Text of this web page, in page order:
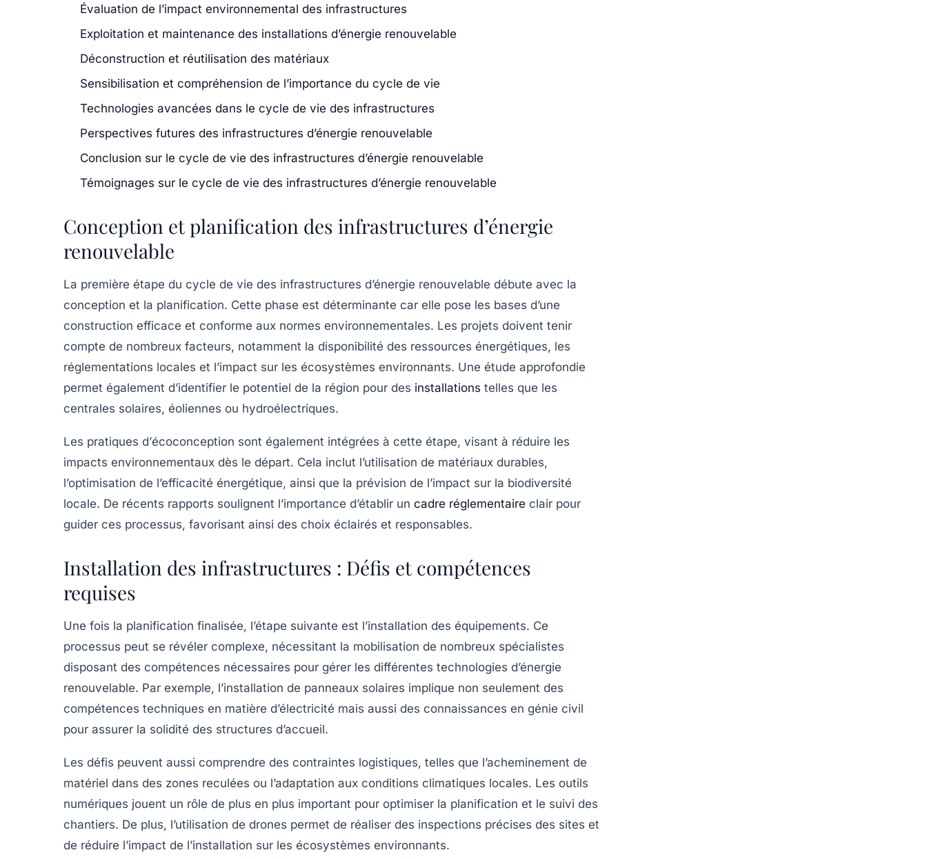
Évaluation de l’impact environnemental des infrastructures
Exploitation et maintenance des installations d’énergie renouvelable
Déconstruction et réutilisation des matériaux
Sensibilisation et compréhension de l’importance du cycle de vie
Technologies avancées dans le cycle de vie des infrastructures
Perspectives futures des infrastructures d’énergie renouvelable
Conclusion sur le cycle de vie des infrastructures d’énergie renouvelable
Témoignages sur le cycle de vie des infrastructures d’énergie renouvelable
Conception et planification des infrastructures d’énergie
renouvelable
La première étape du cycle de vie des infrastructures d’énergie renouvelable débute avec la
conception et la planification. Cette phase est déterminante car elle pose les bases d’une
construction efficace et conforme aux normes environnementales. Les projets doivent tenir
compte de nombreux facteurs, notamment la disponibilité des ressources énergétiques, les
réglementations locales et l’impact sur les écosystèmes environnants. Une étude approfondie
permet également d’identifier le potentiel de la région pour des installations telles que les
centrales solaires, éoliennes ou hydroélectriques.
Les pratiques d’écoconception sont également intégrées à cette étape, visant à réduire les
impacts environnementaux dès le départ. Cela inclut l’utilisation de matériaux durables,
l’optimisation de l’efficacité énergétique, ainsi que la prévision de l’impact sur la biodiversité
locale. De récents rapports soulignent l’importance d’établir un cadre réglementaire clair pour
guider ces processus, favorisant ainsi des choix éclairés et responsables.
Installation des infrastructures : Défis et compétences
requises
Une fois la planification finalisée, l’étape suivante est l’installation des équipements. Ce
processus peut se révéler complexe, nécessitant la mobilisation de nombreux spécialistes
disposant des compétences nécessaires pour gérer les différentes technologies d’énergie
renouvelable. Par exemple, l’installation de panneaux solaires implique non seulement des
compétences techniques en matière d’électricité mais aussi des connaissances en génie civil
pour assurer la solidité des structures d’accueil.
Les défis peuvent aussi comprendre des contraintes logistiques, telles que l’acheminement de
matériel dans des zones reculées ou l’adaptation aux conditions climatiques locales. Les outils
numériques jouent un rôle de plus en plus important pour optimiser la planification et le suivi des
chantiers. De plus, l’utilisation de drones permet de réaliser des inspections précises des sites et
de réduire l’impact de l’installation sur les écosystèmes environnants.